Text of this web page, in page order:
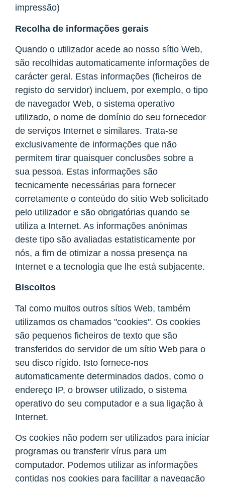
impressão)
Recolha de informações gerais
Quando o utilizador acede ao nosso sítio Web,
são recolhidas automaticamente informações de
carácter geral. Estas informações (ficheiros de
registo do servidor) incluem, por exemplo, o tipo
de navegador Web, o sistema operativo
utilizado, o nome de domínio do seu fornecedor
de serviços Internet e similares. Trata-se
exclusivamente de informações que não
permitem tirar quaisquer conclusões sobre a
sua pessoa. Estas informações são
tecnicamente necessárias para fornecer
corretamente o conteúdo do sítio Web solicitado
pelo utilizador e são obrigatórias quando se
utiliza a Internet. As informações anónimas
deste tipo são avaliadas estatisticamente por
nós, a fim de otimizar a nossa presença na
Internet e a tecnologia que lhe está subjacente.
Biscoitos
Tal como muitos outros sítios Web, também
utilizamos os chamados "cookies". Os cookies
são pequenos ficheiros de texto que são
transferidos do servidor de um sítio Web para o
seu disco rígido. Isto fornece-nos
automaticamente determinados dados, como o
endereço IP, o browser utilizado, o sistema
operativo do seu computador e a sua ligação à
Internet.
Os cookies não podem ser utilizados para iniciar
programas ou transferir vírus para um
computador. Podemos utilizar as informações
contidas nos cookies para facilitar a navegação